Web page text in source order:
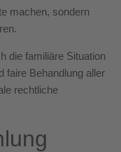
machen, sondern
die familiäre Situation
faire Behandlung aller
rechtliche